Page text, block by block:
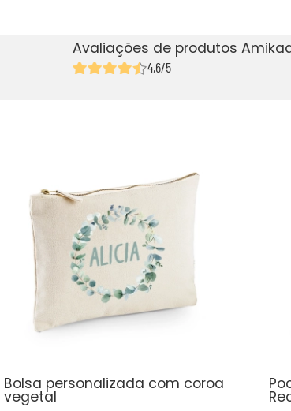
Avaliações de produtos
4,6/5
Bolsa personalizada com coroa
vegetal